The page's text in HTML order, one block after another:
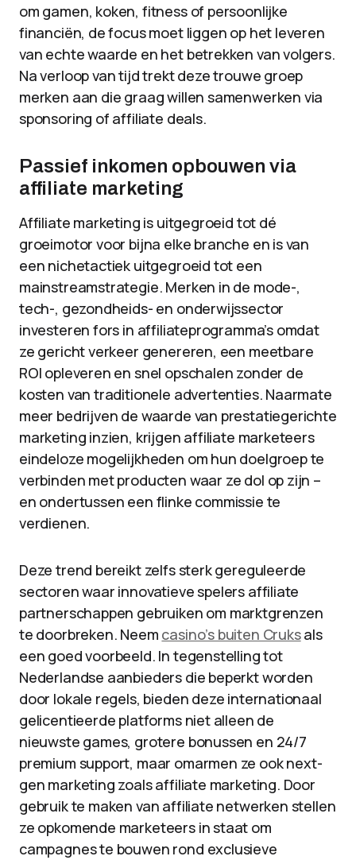
om gamen, koken, fitness of persoonlijke
financiën, de focus moet liggen op het leveren
van echte waarde en het betrekken van volgers.
Na verloop van tijd trekt deze trouwe groep
merken aan die graag willen samenwerken via
sponsoring of affiliate deals.
Passief inkomen opbouwen via
affiliate marketing
Affiliate marketing is uitgegroeid tot dé
groeimotor voor bijna elke branche en is van
een nichetactiek uitgegroeid tot een
mainstreamstrategie. Merken in de mode-,
tech-, gezondheids- en onderwijssector
investeren fors in affiliateprogramma’s omdat
ze gericht verkeer genereren, een meetbare
ROI opleveren en snel opschalen zonder de
kosten van traditionele advertenties. Naarmate
meer bedrijven de waarde van prestatiegerichte
marketing inzien, krijgen affiliate marketeers
eindeloze mogelijkheden om hun doelgroep te
verbinden met producten waar ze dol op zijn –
en ondertussen een flinke commissie te
verdienen.
Deze trend bereikt zelfs sterk gereguleerde
sectoren waar innovatieve spelers affiliate
partnerschappen gebruiken om marktgrenzen
te doorbreken. Neem casino’s buiten Cruksals
een goed voorbeeld. In tegenstelling tot
Nederlandse aanbieders die beperkt worden
door lokale regels, bieden deze internationaal
gelicentieerde platforms niet alleen de
nieuwste games, grotere bonussen en 24/7
premium support, maar omarmen ze ook next-
gen marketing zoals affiliate marketing. Door
gebruik te maken van affiliate netwerken stellen
ze opkomende marketeers in staat om
campagnes te bouwen rond exclusieve